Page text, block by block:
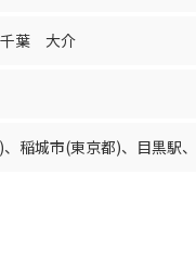
千葉 大介
、 稲城市(東京都)、 目黒駅、